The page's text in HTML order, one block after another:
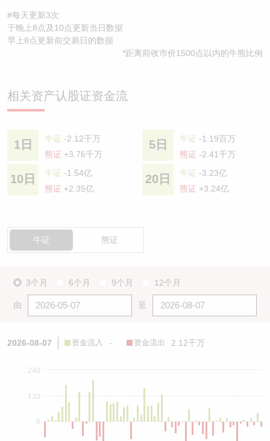
#每天更新3次:
于晚上8点及10点更新当日数据
早上8点更新前交易日的数据
*距离前收巿价1500点以内的牛熊比例
相关资产认股证资金流
1日 牛证 -2.12千万
熊证 +3.76千万
5日 牛证 -1.19百万
熊证 -2.41千万
10日 牛证 -1.54亿
熊证 +2.35亿
20日 牛证 -3.23亿
熊证 +3.24亿
牛证 熊证
3个月 6个月 9个月 12个月
由 至
2026-08-07 资金流入 - 资金流出 2.12千万
0
120
240